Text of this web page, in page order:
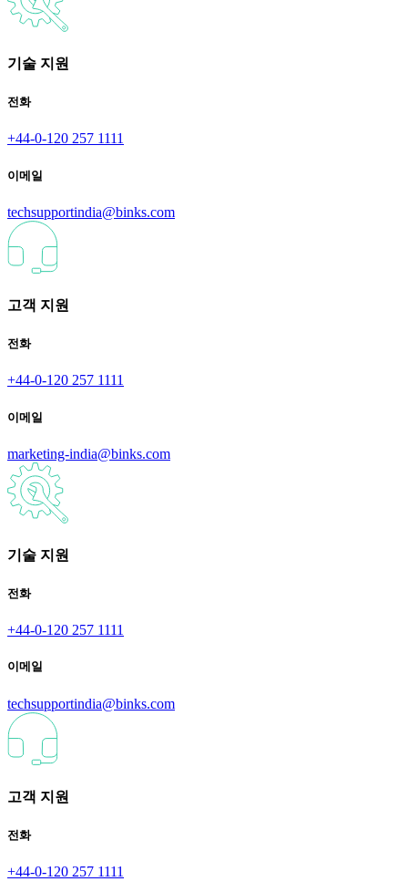
기술 지원
전화
+44-0-120 257 1111
이메일
techsupportindia@binks.com
고객 지원
전화
+44-0-120 257 1111
이메일
marketing-india@binks.com
기술 지원
전화
+44-0-120 257 1111
이메일
techsupportindia@binks.com
고객 지원
전화
+44-0-120 257 1111